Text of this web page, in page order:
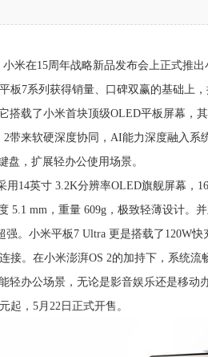
米在15周年战略新品发布会上正式推出
板7系列获得销量、口碑双赢的基础上
搭载了小米首块顶级OLED平板屏幕，
2带来软硬深度协同，AI能力深度融⼊系
盘，扩展轻办公使用场景。
14英寸 3.2K分辨率OLED旗舰屏幕，
5.1 mm，重量 609g，极致轻薄设计。
强。小米平板7 Ultra 更是搭载了120W快
接。在小米澎湃OS 2的加持下，系统
轻办公场景，无论是影音娱乐还是移动
起，5月22日正式开售。